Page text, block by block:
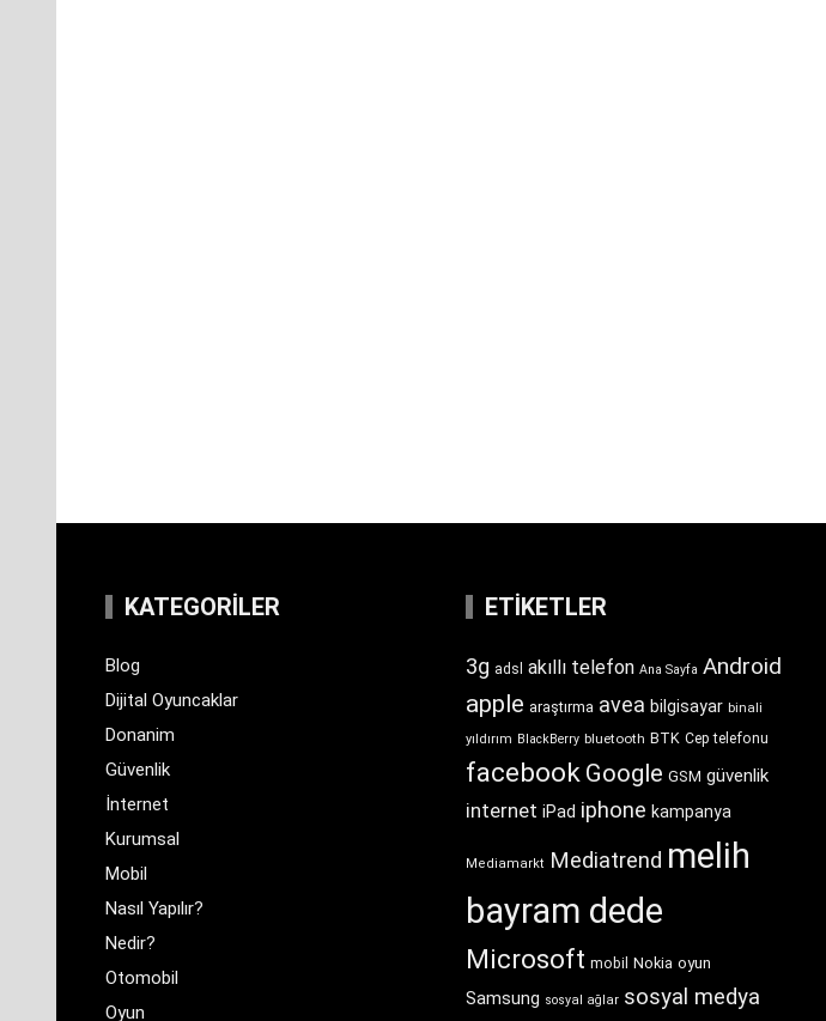
KATEGORILER
Blog
Dijital Oyuncaklar
Donanim
Güvenlik
İnternet
Kurumsal
Mobil
Nasıl Yapılır?
Nedir?
Otomobil
Oyun
ETIKETLER
3g adsl akıllı telefon Ana Sayfa Android
apple araştırma avea bilgisayar binali
yıldırım BlackBerry bluetooth BTK Cep telefonu
facebook Google GSM güvenlik
internet iPad iphone kampanya
Mediamarkt Mediatrend melih
bayram dede
Microsoft mobil Nokia oyun
Samsung sosyal ağlar sosyal medya